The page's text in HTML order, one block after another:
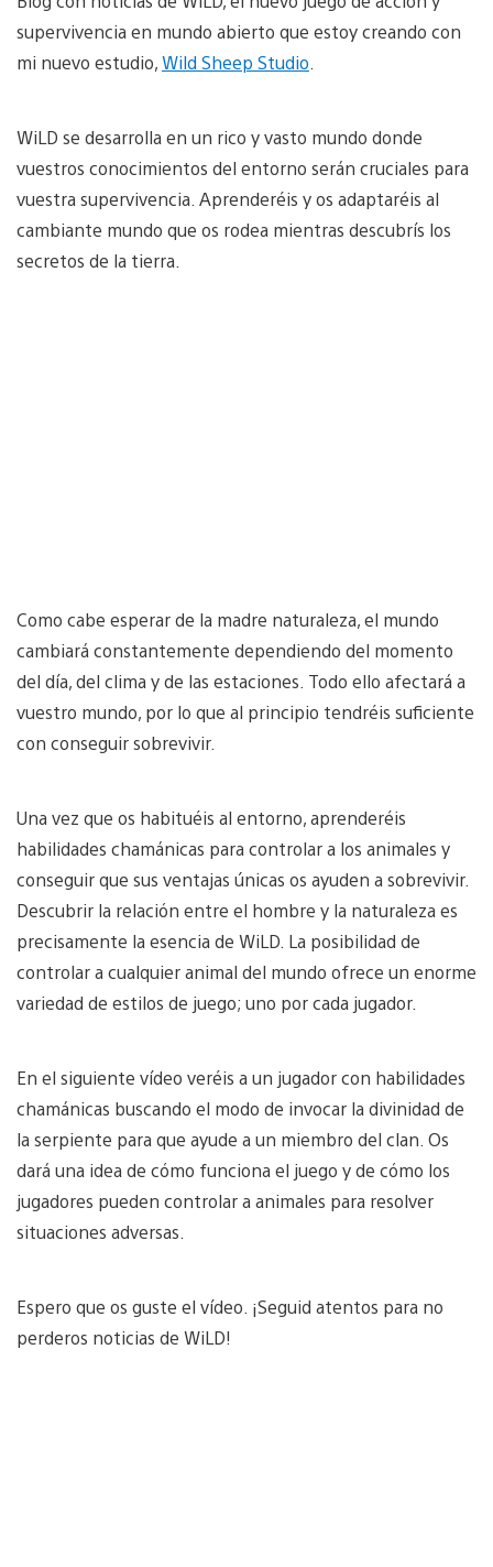
supervivencia en mundo abierto que estoy creando con
mi nuevo estudio,Wild Sheep Studio
WiLD se desarrolla en un rico y vasto mundo donde
vuestros conocimientos del entorno serán cruciales para
vuestra supervivencia. Aprenderéis y os adaptaréis al
cambiante mundo que os rodea mientras descubrís los
secretos de la tierra.
Como cabe esperar de la madre naturaleza, el mundo
cambiará constantemente dependiendo del momento
del día, del clima y de las estaciones. Todo ello afectará a
vuestro mundo, por lo que al principio tendréis suficiente
con conseguir sobrevivir.
Una vez que os habituéis al entorno, aprenderéis
habilidades chamánicas para controlar a los animales y
conseguir que sus ventajas únicas os ayuden a sobrevivir.
Descubrir la relación entre el hombre y la naturaleza es
precisamente la esencia de WiLD. La posibilidad de
controlar a cualquier animal del mundo ofrece un enorme
variedad de estilos de juego; uno por cada jugador.
En el siguiente vídeo veréis a un jugador con habilidades
chamánicas buscando el modo de invocar la divinidad de
la serpiente para que ayude a un miembro del clan. Os
dará una idea de cómo funciona el juego y de cómo los
jugadores pueden controlar a animales para resolver
situaciones adversas.
Espero que os guste el vídeo. ¡Seguid atentos para no
perderos noticias de WiLD!